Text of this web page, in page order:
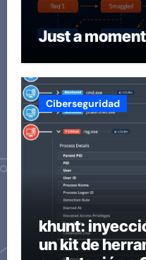
Just a
Ciberseguridad
khunt:
un kit de